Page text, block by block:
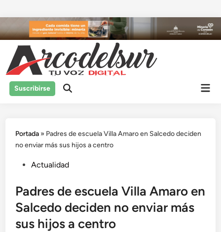
al
contenido
Suscribirse
Portada » Padres de escuela Villa Amaro en Salcedo deciden
no enviar más sus hijos a centro
Publicado
Actualidad
Padres de escuela Villa Amaro en
Salcedo deciden no enviar más
sus hijos a centro